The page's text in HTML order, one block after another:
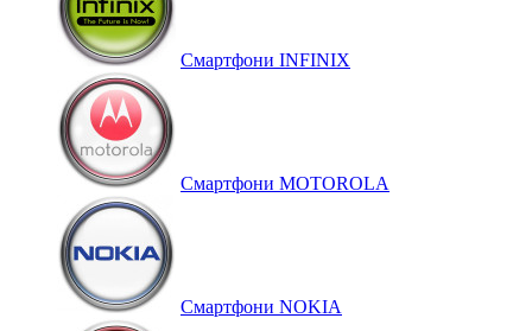
Смартфони INFINIX
Смартфони MOTOROLA
Смартфони NOKIA